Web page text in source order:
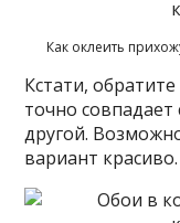
Как оклеить
Кстати,
точно совпадает
другой.
вариант красиво.